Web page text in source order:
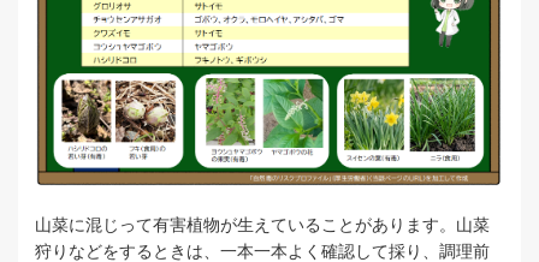
山菜に混じって有害植物が生えていることがあります。山菜
狩りなどをするときは、一本一本よく確認して採り、調理前